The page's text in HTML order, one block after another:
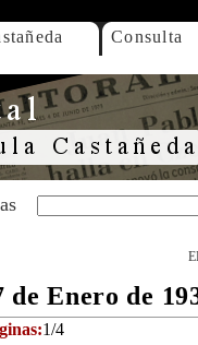
Consulta
Enero de
1/4